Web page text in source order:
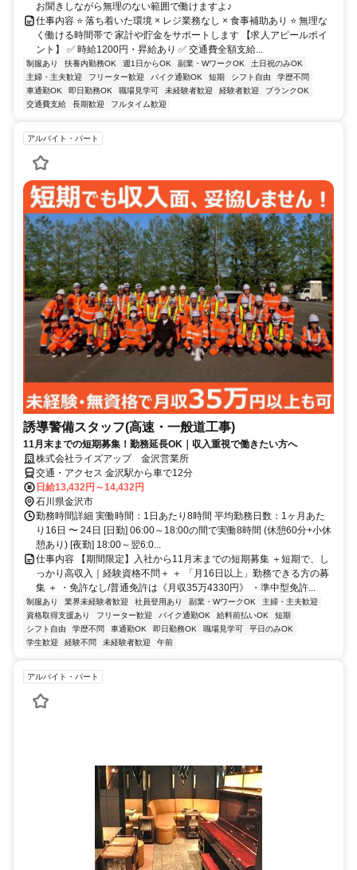
お聞きしながら無理のない範囲で働けますよ♪
仕事内容 ⭐ 落ち着いた環境 × レジ業務なし × 食事補助あり ⭐ 無理な
く働ける時間帯で 家計や貯金をサポートします 【求人アピールポイ
ント】 ✅ 時給1200円・昇給あり ✅ 交通費全額支給...
制服あり 扶養内勤務OK 週1日からOK 副業・WワークOK
土日祝のみOK
主婦・主夫歓迎
フリーター歓迎 バイク通勤OK 短期 シフト自由
学歴不問
車通勤OK
即日勤務OK 職場見学可 未経験者歓迎 経験者歓迎
ブランクOK
交通費支給
長期歓迎 フルタイム歓迎
アルバイト・パート
誘導警備スタッフ(高速・一般道工事)
11月末までの短期募集！勤務延長OK｜収入重視で働きたい方へ
株式会社ライズアップ 金沢営業所
交通・アクセス 金沢駅から車で12分
日給13,432円～14,432円
石川県金沢市
勤務時間詳細 実働時間：1日あたり8時間 平均勤務日数：1ヶ月あた
り16日 〜 24日 [日勤] 06:00～18:00の間で実働8時間 (休憩60分+小休
憩あり) [夜勤] 18:00～翌6:0...
仕事内容 【期間限定】入社から11月末までの短期募集 ＋短期で、し
っかり高収入｜経験資格不問＋ ＋ 「月16日以上」勤務できる方の募
集 ＋ ・免許なし/普通免許は《月収35万4330円》 ・準中型免許...
制服あり 業界未経験者歓迎 社員登用あり 副業・WワークOK
主婦・主夫歓迎
資格取得支援あり
フリーター歓迎 バイク通勤OK 給料前払いOK
短期
シフト自由
学歴不問 車通勤OK 即日勤務OK 職場見学可
平日のみOK
学生歓迎
経験不問 未経験者歓迎 午前
アルバイト・パート